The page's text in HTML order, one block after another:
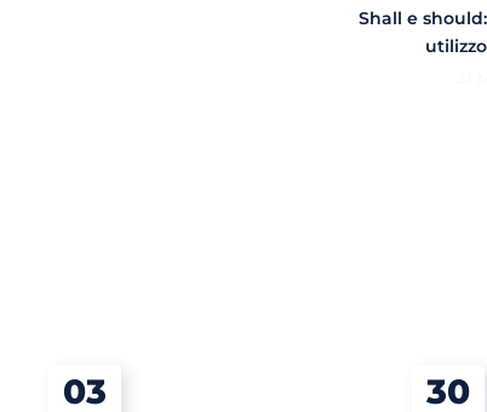
Shall e
03 30